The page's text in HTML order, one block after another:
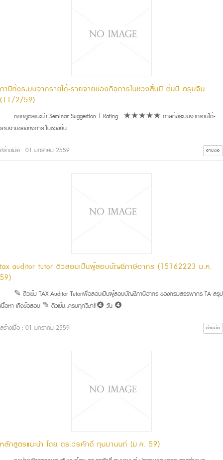
ภาษีทั้งระบบจากรายได้-รายจ่ายของกิจการในช่วงสิ้นปี ต้นปี ตรุษจีน
(11/2/59)
หลักสูตรแนะนำ Seminar Suggestion | Rating : ★★★★★ ภาษีทั้งระบบจากรายได้-
รายจ่ายของกิจการ ในช่วงสิ้น
สร้างเมื่อ : 01 มกราคม 2559 อ่านต่อ
tax auditor tutor ติวสอบเป็นผู้สอบบัญชีภาษีอากร (15162223 ม.ค.
59)
✎ ติวเข้ม TAX Auditor Tutorเพื่อสอบเป็นผู้สอบบัญชีภาษีอากร ของกรมสรรพากร TA สรุป
เนื้อหา เก็งข้อสอบ ✎ ติวเข้ม..ครบทุกวิชา!!❹ วัน ❹
สร้างเมื่อ : 01 มกราคม 2559 อ่านต่อ
หลักสูตรแนะนำ โดย ดร.วรศักดิ์ ทุมมานนท์ (ม.ค. 59)